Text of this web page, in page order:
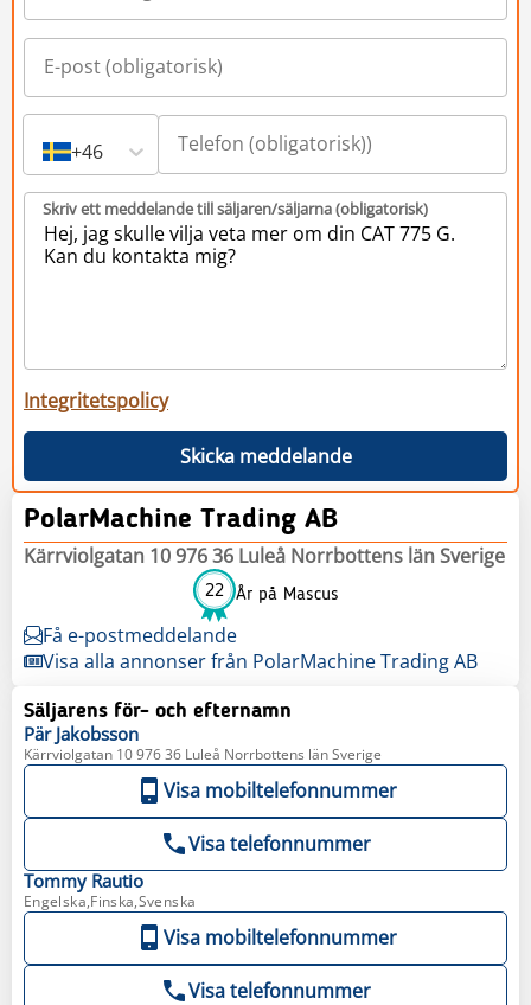
+46
Skriv ett meddelande till säljaren/säljarna (obligatorisk)
Integritetspolicy
Skicka meddelande
PolarMachine Trading AB
Kärrviolgatan 10 976 36 Luleå Norrbottens län Sverige
22 År på Mascus
Få e-postmeddelande
Visa alla annonser från PolarMachine Trading AB
Säljarens för- och efternamn
Pär Jakobsson
Kärrviolgatan 10 976 36 Luleå Norrbottens län Sverige
Visa mobiltelefonnummer
Visa telefonnummer
Tommy Rautio
Engelska,Finska,Svenska
Visa mobiltelefonnummer
Visa telefonnummer